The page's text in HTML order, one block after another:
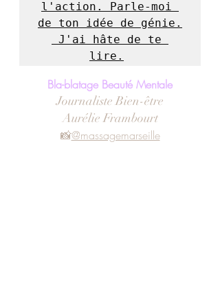
l'action. Parle-moi
de ton idée de génie.
lire.
Bla-blatage Beauté Mentale
Journaliste Bien-être
Aurélie Frambourt
📸@massagemarseille